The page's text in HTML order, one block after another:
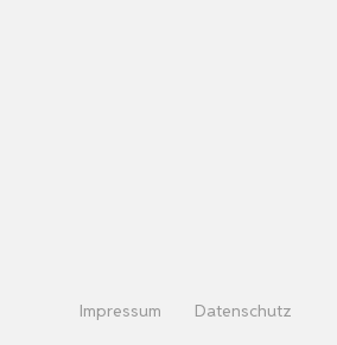
Impressum Datenschutz